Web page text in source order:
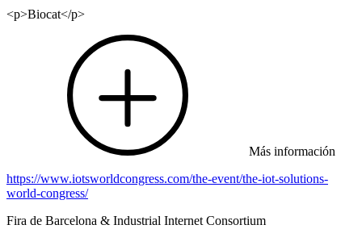
<p>Biocat</p>
Más información
https://www.iotsworldcongress.com/the-event/the-iot-solutions-
world-congress/
Fira de Barcelona & Industrial Internet Consortium